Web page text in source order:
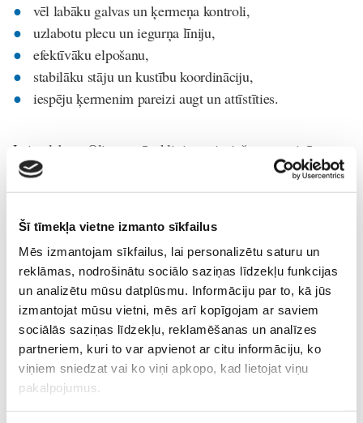
Šī tīmekļa vietne izmanto sīkfailus
Mēs izmantojam sīkfailus, lai personalizētu saturu un
reklāmas, nodrošinātu sociālo saziņas līdzekļu funkcijas
un analizētu mūsu datplūsmu. Informāciju par to, kā jūs
izmantojat mūsu vietni, mēs arī kopīgojam ar saviem
sociālās saziņas līdzekļu, reklamēšanas un analīzes
partneriem, kuri to var apvienot ar citu informāciju, ko
viņiem sniedzat vai ko viņi apkopo, kad lietojat viņu
pakalpojumus.
vēl labāku galvas un ķermeņa kontroli,
uzlabotu plecu un iegurņa līniju,
efektīvāku elpošanu,
stabilāku stāju un kustību koordināciju,
iespēju ķermenim pareizi augt un attīstīties.
Lai uzlabotu Olivera stāvokli, ir nepieciešams turpināt
arīcilmes šūnu terapiju ārvalstīs
, lai uzlabotu ķermeņa
kustības, atvieglotu rehabilitācijas procesu un vēl vairāk
uzlabotu redzi.
Lai turpinātu šo ceļu uz Olivera uzlabojumiem, ir
nepieciešama palīdzība 9 650 € gadā, lai apmaksātu ABR
terapijas kursus trīs reizes gadā un nākamo cilmes šūnu
terapiju ārzemēs.
Katrs ziedojums - tā ir cerība!